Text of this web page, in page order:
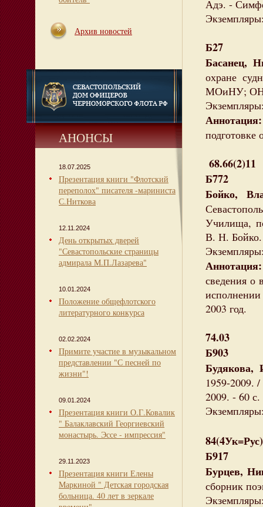
Архив новостей
АНОНСЫ
18.07.2025
Презентация книги "Флотский
переполох" писателя -мариниста
С.Ниткова
12.11.2024
День открытых дверей
"Севастопольские страницы
адмирала М.П.Лазарева"
10.01.2024
Положение общефлотского
литературного конкурса
02.02.2024
Примите участие в музыкальном
представлении "С песней по
жизни"!
09.01.2024
Презентация книги О.Г.Ковалик
" Балаклавский Георгиевский
монастырь. Эссе - импрессия"
29.11.2023
Презентация книги Елены
Маркиной " Детская городская
больница. 40 лет в зеркале
Адэ. -
Б27
Басанец,
охране
МОиНУ;
Аннотация:
подготовке
68.66(2)11
Б772
Бойко,
Училища,
В. Н. Бойко.
сведения о
2003 год.
74.03
Б903
Будякова,
1959-2009.
2009. - 60
Б917
Бурцев,
сборник